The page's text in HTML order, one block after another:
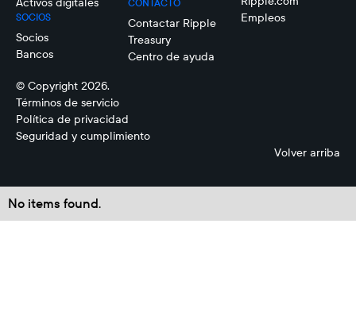
SOCIOS
Socios
Bancos
CONTACTO
Contactar Ripple
Treasury
Centro de ayuda
Empleos
© Copyright 2026.
Términos de servicio
Política de privacidad
Seguridad y cumplimiento
Volver arriba
No items found.